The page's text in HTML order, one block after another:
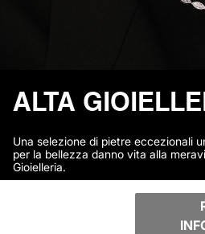
ALTA
Una selezione di pietre eccezionali
per la bellezza danno vita alla
Gioielleria.